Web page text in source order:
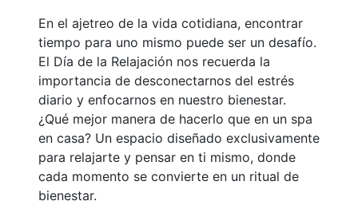
En el ajetreo de la vida cotidiana, encontrar
tiempo para uno mismo puede ser un desafío.
El Día de la Relajación nos recuerda la
importancia de desconectarnos del estrés
diario y enfocarnos en nuestro bienestar.
¿Qué mejor manera de hacerlo que en un spa
en casa? Un espacio diseñado exclusivamente
para relajarte y pensar en ti mismo, donde
cada momento se convierte en un ritual de
bienestar.